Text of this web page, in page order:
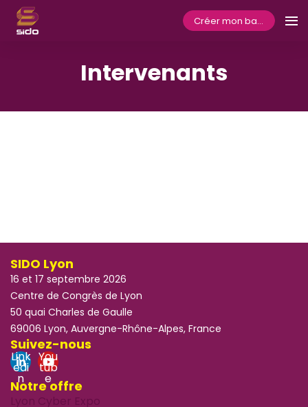
Créer mon badge
Intervenants
SIDO Lyon
16 et 17 septembre 2026
Centre de Congrès de Lyon
50 quai Charles de Gaulle
69006 Lyon, Auvergne-Rhône-Alpes, France
Suivez-nous
Link
edi
n
You
tub
e
Notre offre
Lyon Cyber Expo